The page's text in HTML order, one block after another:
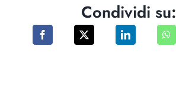
Condividi su: